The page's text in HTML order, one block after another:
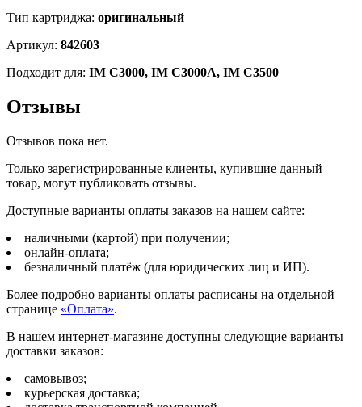
Тип картриджа: оригинальный
Артикул: 842603
Подходит для: IM C3000, IM C3000A, IM C3500
Отзывы
Отзывов пока нет.
Только зарегистрированные клиенты, купившие данный
товар, могут публиковать отзывы.
Доступные варианты оплаты заказов на нашем сайте:
наличными (картой) при получении;
онлайн-оплата;
безналичный платёж (для юридических лиц и ИП).
Более подробно варианты оплаты расписаны на отдельной
странице «Оплата».
В нашем интернет-магазине доступны следующие варианты
доставки заказов:
самовывоз;
курьерская доставка;